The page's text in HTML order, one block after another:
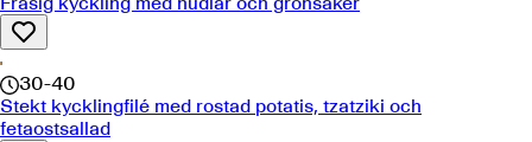
30-40
Stekt kycklingfilé med rostad potatis, tzatziki och
fetaostsallad